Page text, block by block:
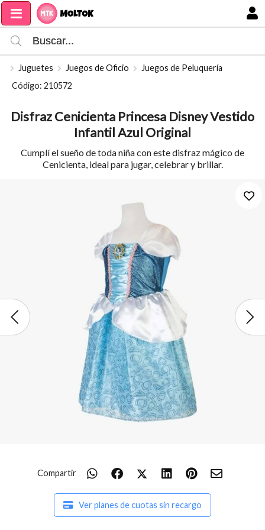
Compartir por email
Enviar
Juguetes Juegos de Oficio
Juegos de Peluquería
Código: 210572
Disfraz Cenicienta Princesa Disney Vestido
Infantil Azul Original
Cumplí el sueño de toda niña con este disfraz mágico de
Cenicienta, ideal para jugar, celebrar y brillar.
Compartir
Ver planes de cuotas sin recargo